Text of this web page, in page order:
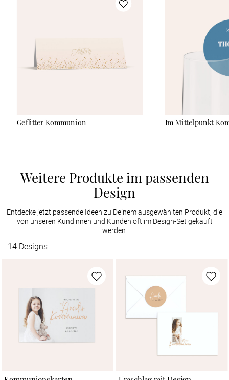
Geflitter Kommunion Im Mittelpunkt
Weitere Produkte im passenden
Design
Entdecke jetzt passende Ideen zu Deinem ausgewählten Produkt, die
von unseren Kundinnen und Kunden oft im Design-Set gekauft
werden.
14 Designs